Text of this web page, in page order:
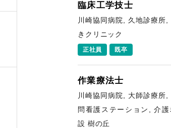
臨床工学技士
川崎協同病院, 久地診療所,
きクリニック
正社員 既卒
作業療法士
川崎協同病院, 大師診療所,
問看護ステーション, 介
設 樹の丘